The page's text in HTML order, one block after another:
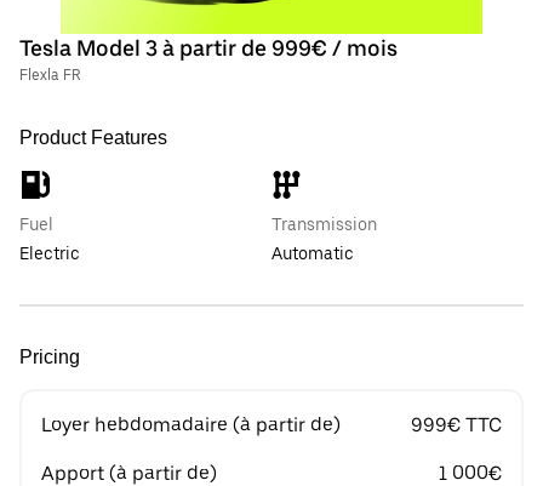
Tesla Model 3 à partir de 999€ / mois
Flexla FR
Product Features
Fuel
Electric
Transmission
Automatic
Pricing
Loyer hebdomadaire (à partir de) 999€ TTC
Apport (à partir de) 1 000€